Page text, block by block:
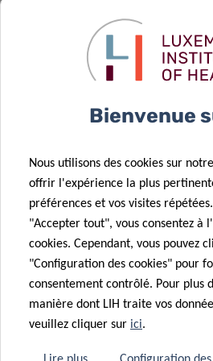
pour faire
progresser la
recherche sur
cerveau
08 Juil 2025
nouvel effort
européen pour
l’accès aux
données sur le
cancer
05 Mar 2025
Une
chercheuse en
Tumor Stroma
Interactions
décroche une
bourse Marie
Bienvenue
Nous utilisons des cookies sur
offrir l'expérience la plus
préférences et vos visites
"Accepter tout", vous consentez à
cookies. Cependant, vous pouvez
"Configuration des cookies" pour
consentement contrôlé. Pour plus
manière dont LIH traite vos
veuillez cliquer sur ici.